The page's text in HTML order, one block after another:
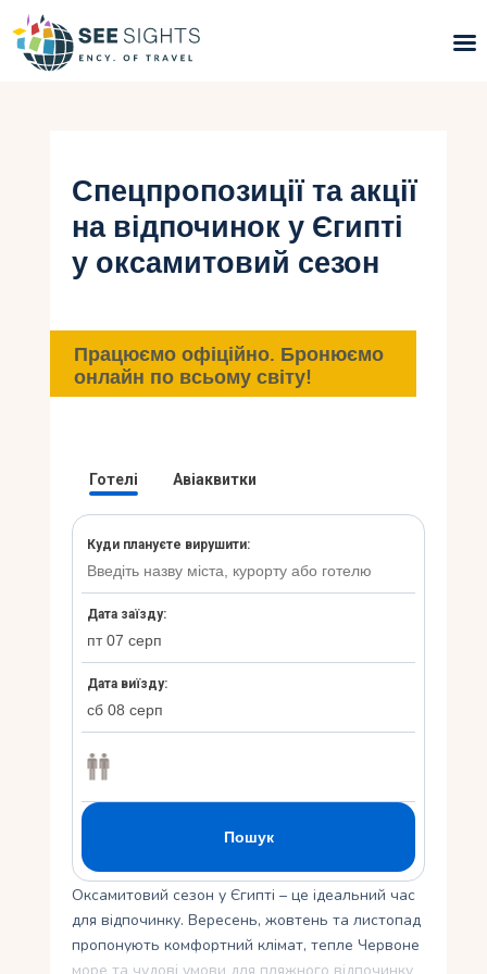
Гарячі тури
Типи Турів
Країни
Інфо
Блог
Спецпропозиції та акції
на відпочинок у Єгипті
у оксамитовий сезон
Працюємо офіційно. Бронюємо
онлайн по всьому світу!
Оксамитовий сезон у Єгипті – це ідеальний час
для відпочинку. Вересень, жовтень та листопад
пропонують комфортний клімат, тепле Червоне